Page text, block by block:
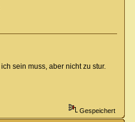
sein muss, aber nicht zu stur.
Gespeichert